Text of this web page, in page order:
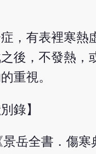
，有表裡寒熱
後，不發熱，
重視。
錄】
景岳全書．傷